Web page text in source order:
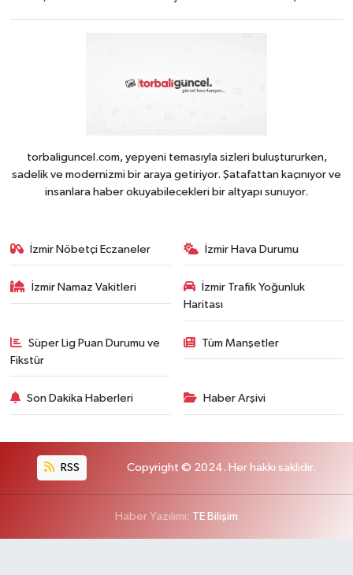
torbaliguncel.com, yepyeni temasıyla sizleri buluştururken,
sadelik ve modernizmi bir araya getiriyor. Şatafattan kaçınıyor ve
insanlara haber okuyabilecekleri bir altyapı sunuyor.
İzmir Nöbetçi Eczaneler İzmir Hava Durumu
İzmir Namaz Vakitleri
İzmir Trafik Yoğunluk
Haritası
Süper Lig Puan Durumu ve
Fikstür
Tüm Manşetler
Son Dakika Haberleri Haber Arşivi
RSS Copyright © 2024. Her hakkı saklıdır.
Haber Yazılımı: TE Bilişim